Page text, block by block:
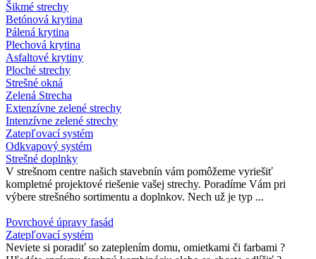
Šikmé strechy
Betónová krytina
Pálená krytina
Plechová krytina
Asfaltové krytiny
Ploché strechy
Strešné okná
Zelená Strecha
Extenzívne zelené strechy
Intenzívne zelené strechy
Zatepľovací systém
Odkvapový systém
Strešné doplnky
V strešnom centre našich stavebnín vám pomôžeme vyriešiť
kompletné projektové riešenie vašej strechy. Poradíme Vám pri
výbere strešného sortimentu a doplnkov. Nech už je typ ...
Povrchové úpravy fasád
Zatepľovací systém
Neviete si poradiť so zateplením domu, omietkami či farbami ?